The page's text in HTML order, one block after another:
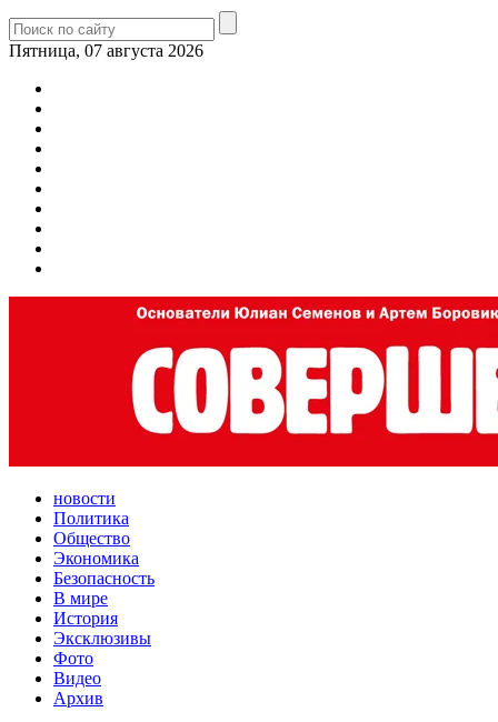
Пятница, 07 августа 2026
новости
Политика
Общество
Экономика
Безопасность
В мире
История
Эксклюзивы
Фото
Видео
Архив